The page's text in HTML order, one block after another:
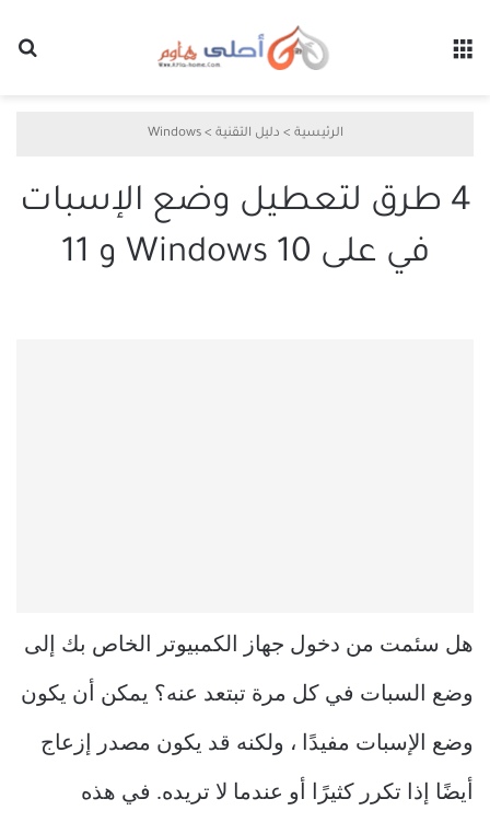
الرئيسية > دليل التقنية >
Windows
4 طرق لتعطيل وضع الإسبات
في على Windows 10 و 11
هل سئمت من دخول جهاز الكمبيوتر الخاص بك إلى
وضع السبات في كل مرة تبتعد عنه؟ يمكن أن يكون
وضع الإسبات مفيدًا ، ولكنه قد يكون مصدر إزعاج
أيضًا إذا تكرر كثيرًا أو عندما لا تريده. في هذه